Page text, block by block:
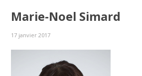
Marie-Noel Simard
17 janvier 2017